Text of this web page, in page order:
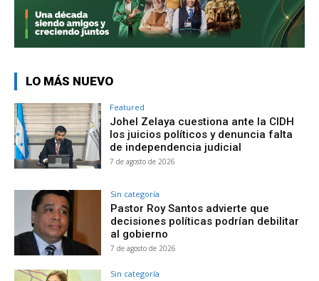
LO MÁS NUEVO
Featured
Johel Zelaya cuestiona ante la CIDH
los juicios políticos y denuncia falta
de independencia judicial
7 de agosto de 2026
Sin categoría
Pastor Roy Santos advierte que
decisiones políticas podrían debilitar
al gobierno
7 de agosto de 2026
Sin categoría